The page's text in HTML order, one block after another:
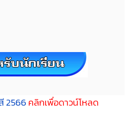
2566 คลิกเพื่อดาวน์โหลด